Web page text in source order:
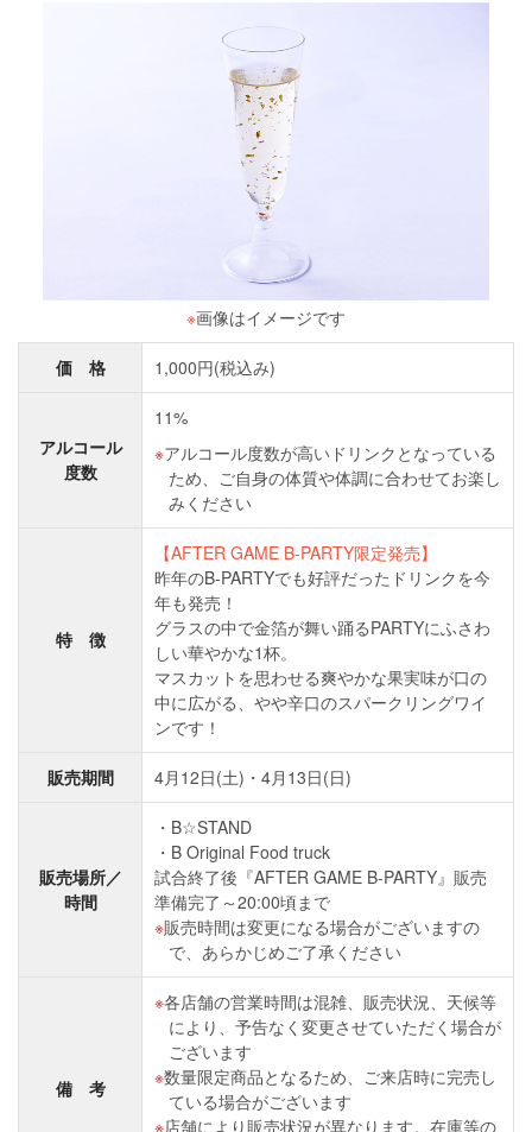
※画像はイメージです
価 格 1,000円(税込み)
アルコール
度数
11%
アルコール度数が高いドリンクとなっている
ため、ご自身の体質や体調に合わせてお楽し
みください
特 徴
【AFTER GAME B-PARTY限定発売】
昨年のB-PARTYでも好評だったドリンクを今
年も発売！
グラスの中で金箔が舞い踊るPARTYにふさわ
しい華やかな1杯。
マスカットを思わせる爽やかな果実味が口の
中に広がる、やや辛口のスパークリングワイ
ンです！
販売期間 4月12日(土)・4月13日(日)
販売場所／
時間
B☆STAND
B Original Food truck
試合終了後『AFTER GAME B-PARTY』販売
準備完了～20:00頃まで
販売時間は変更になる場合がございますの
で、あらかじめご了承ください
備 考
各店舗の営業時間は混雑、販売状況、天候等
により、予告なく変更させていただく場合が
ございます
数量限定商品となるため、ご来店時に完売し
ている場合がございます
店舗により販売状況が異なります。在庫等の